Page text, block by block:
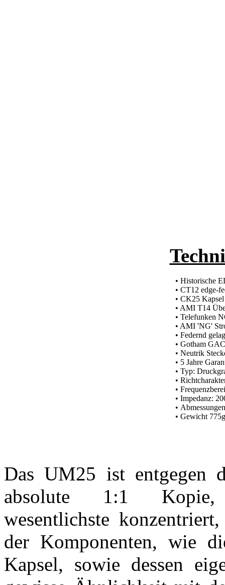
• Historische
• CT12 edge-
• CK25 Kapsel
• AMI T14
• Telefunken
• AMI 'NG'
• Federnd
• Gotham
• Neutrik
• 5 Jahre
• Typ:
•
•
• Impedanz:
•
• Gewicht 775g
Das UM25 ist entgegen
absolute 1:1
wesentlichste
der Komponenten, wie
Kapsel, sowie dessen